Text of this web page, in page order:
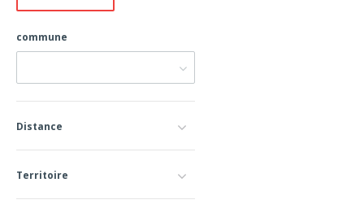
commune
Distance
Territoire